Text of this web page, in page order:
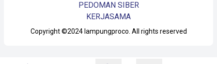
Copyright ©2024 lampungproco. All rights reserved
PEDOMAN SIBER
KERJASAMA